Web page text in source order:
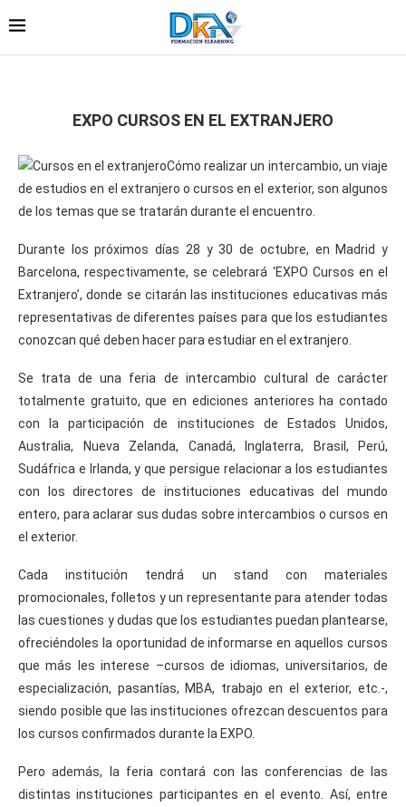
EXPO CURSOS EN EL EXTRANJERO
Cómo realizar un intercambio, un viaje
de estudios en el extranjero o cursos en el exterior, son algunos
de los temas que se tratarán durante el encuentro.
Durante los próximos días 28 y 30 de octubre, en Madrid y
Barcelona, respectivamente, se celebrará ‘EXPO Cursos en el
Extranjero’, donde se citarán las instituciones educativas más
representativas de diferentes países para que los estudiantes
conozcan qué deben hacer para estudiar en el extranjero.
Se trata de una feria de intercambio cultural de carácter
totalmente gratuito, que en ediciones anteriores ha contado
con la participación de instituciones de Estados Unidos,
Australia, Nueva Zelanda, Canadá, Inglaterra, Brasil, Perú,
Sudáfrica e Irlanda, y que persigue relacionar a los estudiantes
con los directores de instituciones educativas del mundo
entero, para aclarar sus dudas sobre intercambios o cursos en
el exterior.
Cada institución tendrá un stand con materiales
promocionales, folletos y un representante para atender todas
las cuestiones y dudas que los estudiantes puedan plantearse,
ofreciéndoles la oportunidad de informarse en aquellos cursos
que más les interese –cursos de idiomas, universitarios, de
especialización, pasantías, MBA, trabajo en el exterior, etc.-,
siendo posible que las instituciones ofrezcan descuentos para
los cursos confirmados durante la EXPO.
Pero además, la feria contará con las conferencias de las
distintas instituciones participantes en el evento. Así, entre